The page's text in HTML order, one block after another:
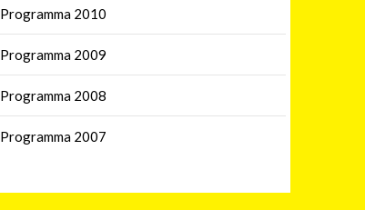
Programma 2010
Programma 2009
Programma 2008
Programma 2007